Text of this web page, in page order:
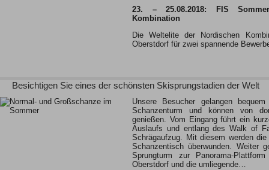
23. – 25.08.2018: FIS
Kombination
Die Weltelite der Nordischen
Oberstdorf für zwei spannende
Besichtigen Sie eines der schönsten Skisprungstadien der Welt
Unsere Besucher gelangen
Schanzenturm und können von
genießen. Vom Eingang führt ein
Auslaufs und entlang des Walk of
Schrägaufzug. Mit diesem werden
Schanzentisch überwunden. Weiter
Sprungturm zur Panorama-
Oberstdorf und die umliegende…